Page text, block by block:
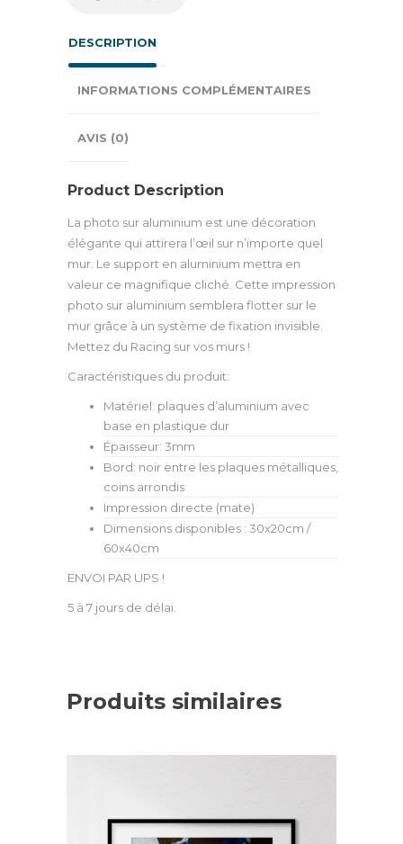
DESCRIPTION
INFORMATIONS COMPLÉMENTAIRES
AVIS (0)
Product Description
La photo sur aluminium est une décoration
élégante qui attirera l’œil sur n’importe quel
mur. Le support en aluminium mettra en
valeur ce magnifique cliché. Cette impression
photo sur aluminium semblera flotter sur le
mur grâce à un système de fixation invisible.
Mettez du Racing sur vos murs !
Caractéristiques du produit:
Matériel: plaques d’aluminium avec
base en plastique dur
Épaisseur: 3mm
Bord: noir entre les plaques métalliques,
coins arrondis
Impression directe (mate)
Dimensions disponibles : 30x20cm /
60x40cm
ENVOI PAR UPS !
5 à 7 jours de délai.
Produits similaires